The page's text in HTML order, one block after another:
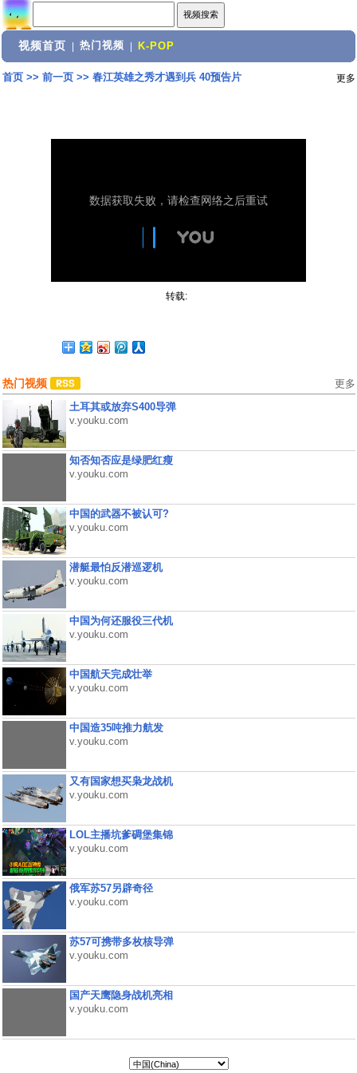
视频首页 热门视频 K-POP
首页>> 前一页>> 春江英雄之秀才遇到兵 40预告片 更多
转载:
热门视频 更多
土耳其或放弃S400导弹
v.youku.com
知否知否应是绿肥红瘦
v.youku.com
中国的武器不被认可?
v.youku.com
潜艇最怕反潜巡逻机
v.youku.com
中国为何还服役三代机
v.youku.com
中国航天完成壮举
v.youku.com
中国造35吨推力航发
v.youku.com
又有国家想买枭龙战机
v.youku.com
LOL主播坑爹碉堡集锦
v.youku.com
俄军苏57另辟奇径
v.youku.com
苏57可携带多枚核导弹
v.youku.com
国产天鹰隐身战机亮相
v.youku.com